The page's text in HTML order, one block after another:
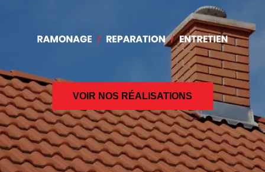
VOIR NOS RÉALISATIONS